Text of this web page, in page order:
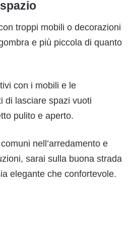
troppi mobili o decorazioni
e più piccola di quanto
con i mobili e le
di lasciare spazi vuoti
pulito e aperto.
nell’arredamento e
sarai sulla buona strada
elegante che confortevole.